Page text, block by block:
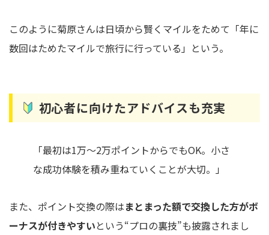
このように菊原さんは日頃から賢くマイルをためて「年に
数回はためたマイルで旅行に行っている」という。
初心者に向けたアドバイスも充実
「最初は1万〜2万ポイントからでもOK。小さ
な成功体験を積み重ねていくことが大切。」
また、ポイント交換の際はまとまった額で交換した方がボ
ーナスが付きやすいという“プロの裏技”も披露されまし